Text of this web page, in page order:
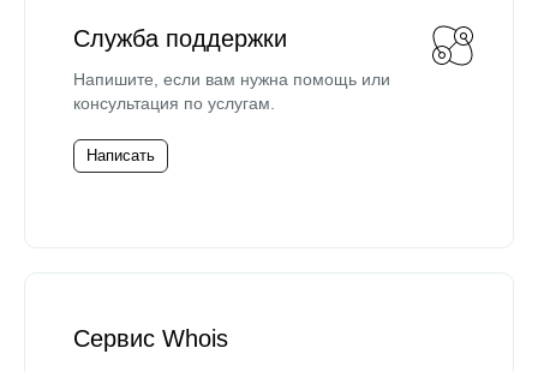
Служба поддержки
Напишите, если вам нужна помощь или
консультация по услугам.
Написать
Сервис Whois